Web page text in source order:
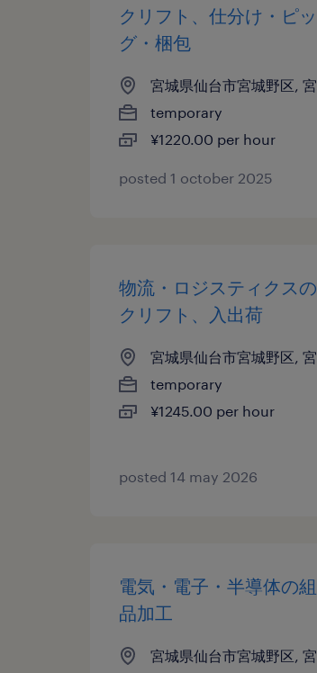
クリフト、仕分け・ピ
グ・梱包
宮城県仙台市宮城野区,
temporary
¥1220.00 per hour
posted 1 october 2025
物流・ロジスティクス
クリフト、入出荷
宮城県仙台市宮城野区,
temporary
¥1245.00 per hour
posted 14 may 2026
電気・電子・半導体の
品加工
宮城県仙台市宮城野区,